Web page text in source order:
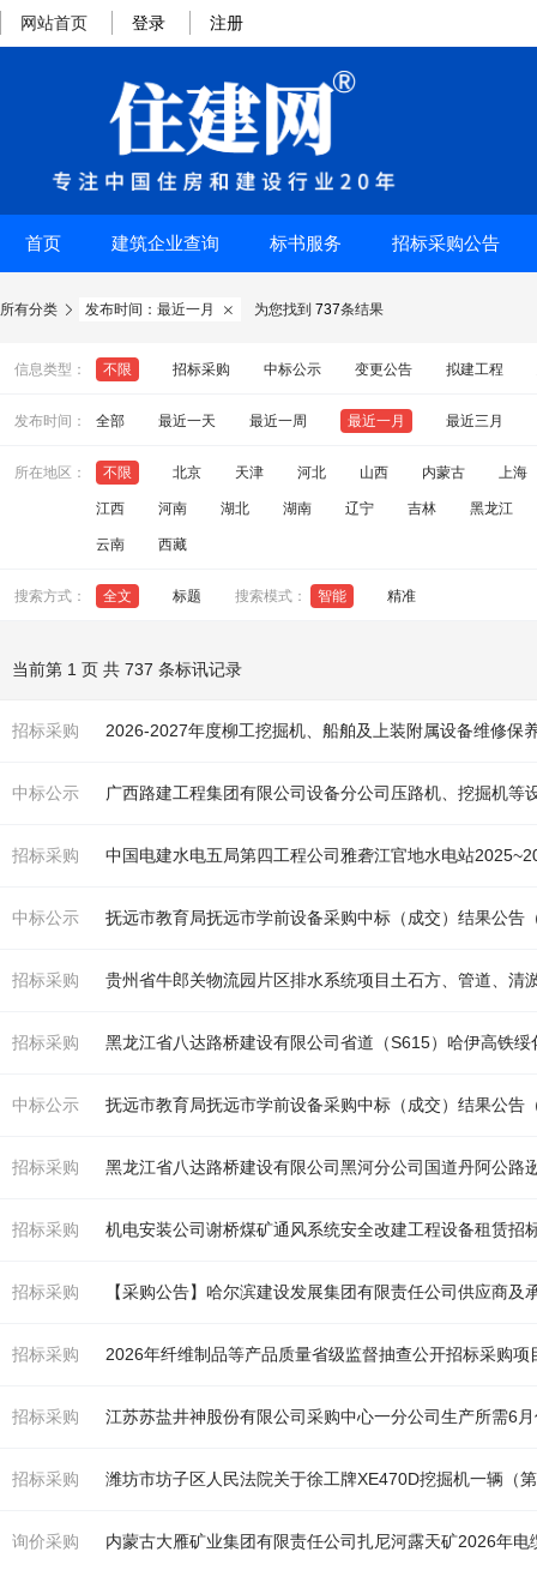
网站首页 登录 注册
首页 建筑企业查询 标书服务 招标采购公告
所有分类  发布时间：最近一月  为您找到 737条结果
信息类型： 不限 招标采购 中标公示 变更公告 拟建工程
发布时间： 全部 最近一天 最近一周 最近一月 最近三月
所在地区： 不限 北京 天津 河北 山西 内蒙古 上海
江西 河南 湖北 湖南 辽宁 吉林 黑龙江
云南 西藏
搜索方式： 全文 标题 搜索模式： 智能 精准
当前第 1 页 共 737 条标讯记录
招标采购 2026-2027年度柳工挖掘机、船舶及上装附属设备维修保
中标公示 广西路建工程集团有限公司设备分公司压路机、挖掘机等
招标采购 中国电建水电五局第四工程公司雅砻江官地水电站
中标公示 抚远市教育局抚远市学前设备采购中标（成交）结果公告
招标采购 贵州省牛郎关物流园片区排水系统项目土石方、管道、清
招标采购 黑龙江省八达路桥建设有限公司省道（S615）哈伊高铁
中标公示 抚远市教育局抚远市学前设备采购中标（成交）结果公告
招标采购 黑龙江省八达路桥建设有限公司黑河分公司国道丹阿公路
招标采购 机电安装公司谢桥煤矿通风系统安全改建工程设备租赁招
招标采购 【采购公告】哈尔滨建设发展集团有限责任公司供应商
招标采购 2026年纤维制品等产品质量省级监督抽查公开招标采购项
招标采购 江苏苏盐井神股份有限公司采购中心一分公司生产所需6
招标采购 潍坊市坊子区人民法院关于徐工牌XE470D挖掘机一辆（
询价采购 内蒙古大雁矿业集团有限责任公司扎尼河露天矿2026年